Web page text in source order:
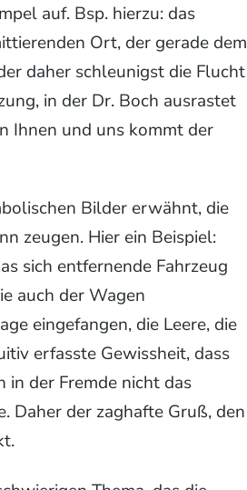
auf. Bsp. hierzu: das
Ort, der gerade dem
daher schleunigst die Flucht
in der Dr. Boch ausrastet
Ihnen und uns kommt der
Bilder erwähnt, die
zeugen. Hier ein Beispiel:
sich entfernende Fahrzeug
auch der Wagen
eingefangen, die Leere, die
erfasste Gewissheit, dass
der Fremde nicht das
Daher der zaghafte Gruß, den